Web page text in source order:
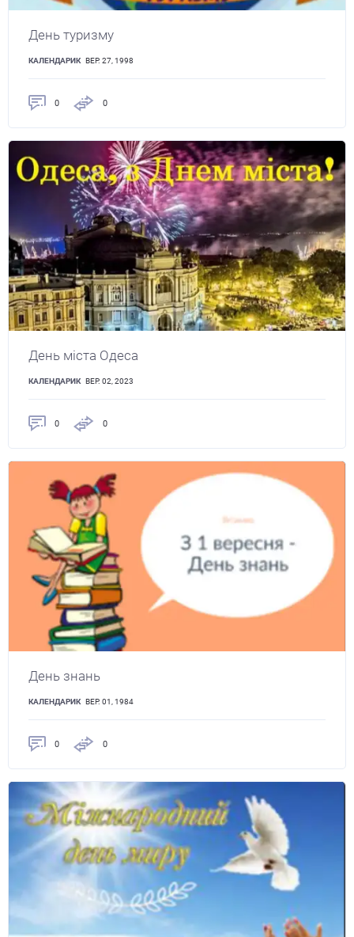
День туризму
КАЛЕНДАРИК ВЕР. 27, 1998
0 0
День міста Одеса
КАЛЕНДАРИК ВЕР. 02, 2023
0 0
День знань
КАЛЕНДАРИК ВЕР. 01, 1984
0 0